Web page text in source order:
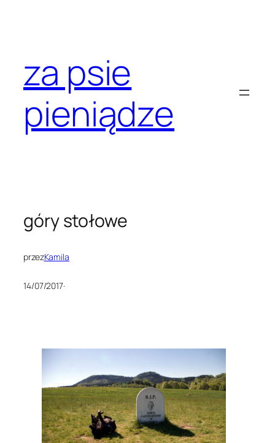
za psie
pieniądze
góry stołowe
przezKamila
14/07/2017·